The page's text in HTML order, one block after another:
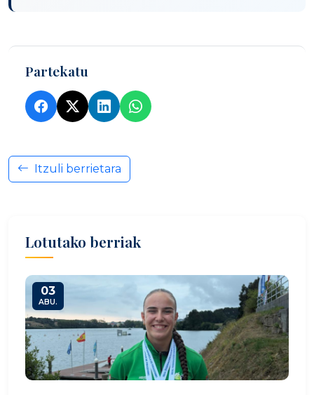
Partekatu
Itzuli berrietara
Lotutako berriak
03
ABU.